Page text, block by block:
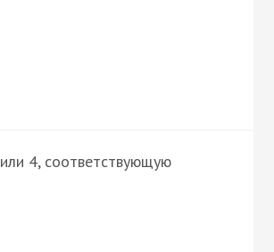
4, соответствующую